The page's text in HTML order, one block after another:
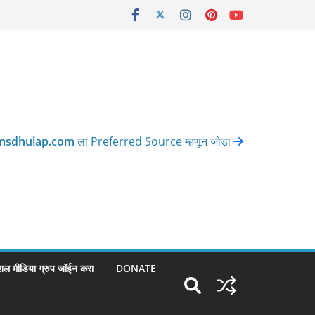
ला Preferred Source म्हणून जोडा
मीडिया ग्रुप जॉईन करा DONATE